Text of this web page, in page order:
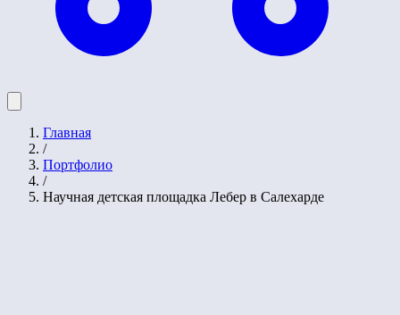
Главная
/
Портфолио
/
Научная детская площадка Лебер в Салехарде